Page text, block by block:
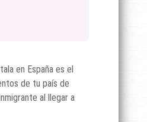
en España es el
de tu país de
al llegar a